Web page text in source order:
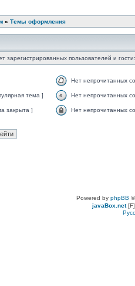
» Темы оформления
зарегистрированных пользователей и
Нет непрочитанных
тема ] Нет непрочитанных
закрыта ] Нет непрочитанных
Powered by phpBB
javaBox.net